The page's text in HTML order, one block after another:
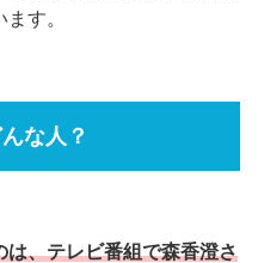
す。
な人？
、テレビ番組で森香澄さ